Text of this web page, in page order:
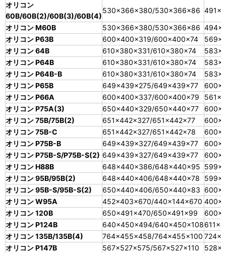
オリコン
60B/60B(2)/60B(3)/60B(4)
530×366×380/530×366×86
オリコン M60B
530×366×380/530×366×86
オリコン P63B
600×400×319/600×400×74
オリコン 64B
610×380×331/610×380×74
オリコン P64B
610×380×331/610×380×74
オリコン P64B-B
610×380×331/610×380×74
オリコン P65B
649×439×275/649×439×77
オリコン P66A
600×400×337/600×400×79
オリコン P75A(3)
650×440×329/650×440×77
オリコン 75B/75B(2)
651×442×327/651×442×77
オリコン 75B-C
651×442×327/651×442×78
オリコン P75B-B
649×439×327/649×439×77
オリコン P75B-S/P75B-S(2) 649×439×327/649×439×77
オリコン H88B
648×440×386/648×440×95
オリコン 95B/95B(2)
648×440×406/648×440×78
オリコン 95B-S/95B-S(2)
650×440×406/650×440×83
オリコン W95A
452×403×670/440×144×670
オリコン 120B
650×491×470/650×491×99
オリコン P124B
640×450×494/640×450×108
オリコン 135B/135B(4)
764×455×458/764×455×100
オリコン P147B
567×527×575/567×527×110